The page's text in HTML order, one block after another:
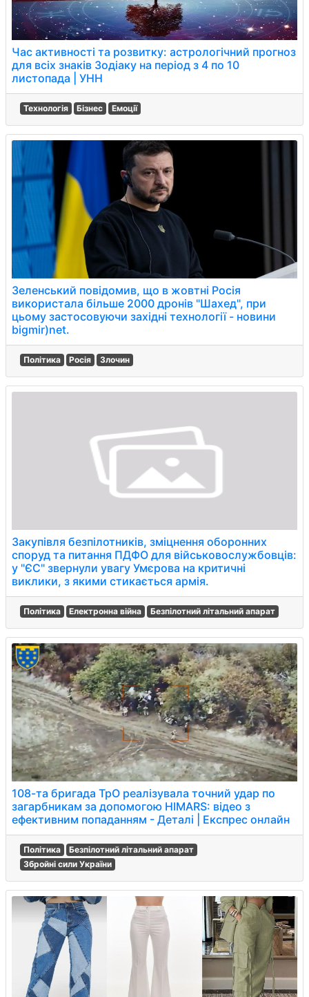
Час активності та розвитку: астрологічний прогноз
для всіх знаків Зодіаку на період з 4 по 10
листопада | УНН
Технологія Бізнес Емоції
Зеленський повідомив, що в жовтні Росія
використала більше 2000 дронів "Шахед", при
цьому застосовуючи західні технології - новини
bigmir)net.
Політика Росія Злочин
Закупівля безпілотників, зміцнення оборонних
споруд та питання ПДФО для військовослужбовців:
у "ЄС" звернули увагу Умєрова на критичні
виклики, з якими стикається армія.
Політика Електронна війна Безпілотний літальний апарат
108-та бригада ТрО реалізувала точний удар по
загарбникам за допомогою HIMARS: відео з
ефективним попаданням - Деталі | Експрес онлайн
Політика
Безпілотний літальний апарат
Збройні сили України